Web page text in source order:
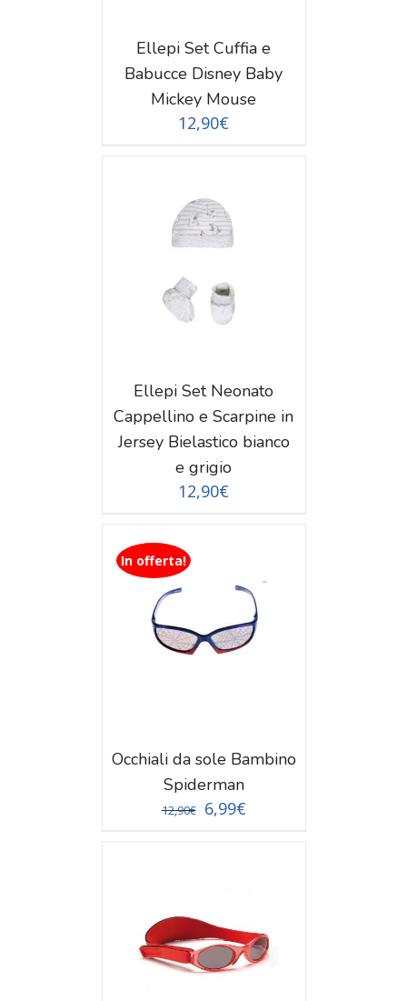
Ellepi Set Cuffia e
Babucce Disney Baby
Mickey Mouse
12,90€
Ellepi Set Neonato
Cappellino e Scarpine in
Jersey Bielastico bianco
e grigio
12,90€
In offerta!
Occhiali da sole Bambino
Spiderman
12,90€ 6,99€